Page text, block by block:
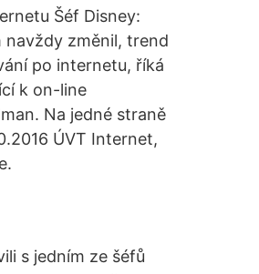
Šéf Disney:
navždy změnil, trend
po internetu, říká
k on-line
Na jedné straně
ÚVT Internet,
s jedním ze šéfů